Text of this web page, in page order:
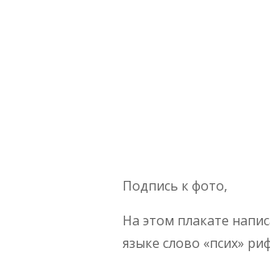
Подпись к фото,
На этом плакате
языке слово «псих»